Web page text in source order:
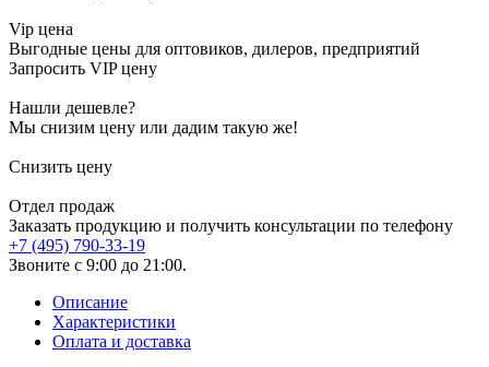
Vip цена
Выгодные цены для оптовиков, дилеров, предприятий
Запросить VIP цену
Нашли дешевле?
Мы снизим цену или дадим такую же!
Снизить цену
Отдел продаж
Заказать продукцию и получить консультации по телефону
+7 (495) 790-33-19
Звоните с 9:00 до 21:00.
Описание
Характеристики
Оплата и доставка